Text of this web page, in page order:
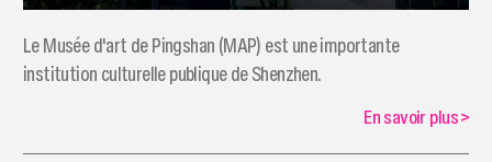
Le Musée d'art de Pingshan (MAP) est une importante
institution culturelle publique de Shenzhen.
En savoir plus>